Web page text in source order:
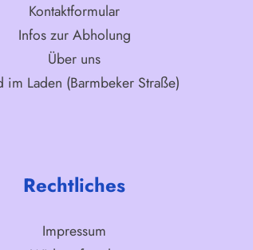
Kontaktformular
Infos zur Abholung
Über uns
im Laden (Barmbeker Straße)
Rechtliches
Impressum